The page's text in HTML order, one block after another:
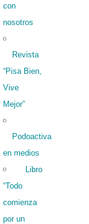
con
nosotros
Revista
“Pisa Bien,
Vive
Mejor”
Podoactiva
en medios
Libro
“Todo
comienza
por un